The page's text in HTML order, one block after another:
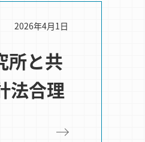
2026年4月1日
所と共
法合理